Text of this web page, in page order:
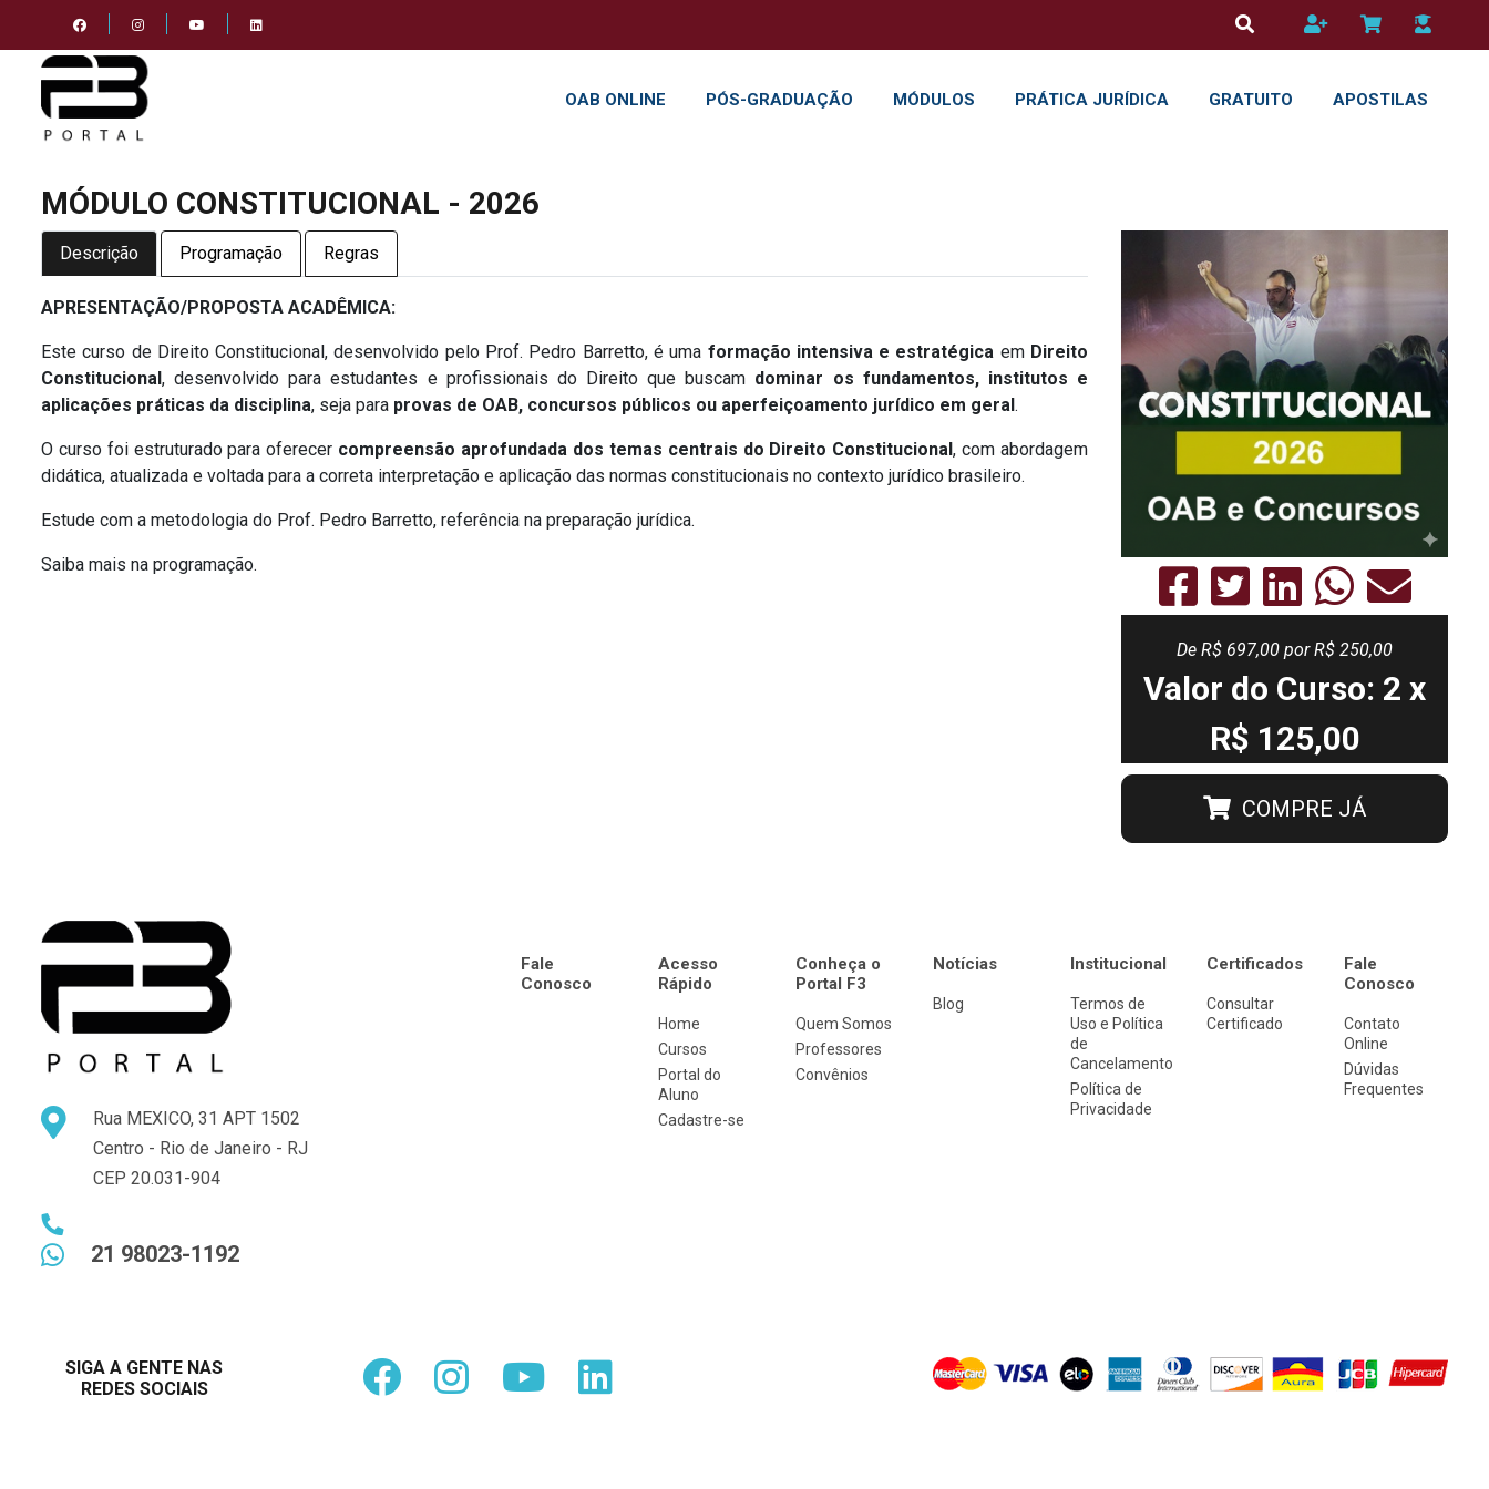
OAB ONLINE PÓS-GRADUAÇÃO MÓDULOS PRÁTICA JURÍDICA GRATUITO APOSTILAS
MÓDULO CONSTITUCIONAL - 2026
Descrição Programação Regras
APRESENTAÇÃO/PROPOSTA ACADÊMICA:
Este curso de Direito Constitucional, desenvolvido pelo Prof. Pedro Barretto, é uma formação intensiva e estratégica em Direito
Constitucional, desenvolvido para estudantes e profissionais do Direito que buscam dominar os fundamentos, institutos e
aplicações práticas da disciplina, seja para provas de OAB, concursos públicos ou aperfeiçoamento jurídico em geral.
O curso foi estruturado para oferecer compreensão aprofundada dos temas centrais do Direito Constitucional, com abordagem
didática, atualizada e voltada para a correta interpretação e aplicação das normas constitucionais no contexto jurídico brasileiro.
Estude com a metodologia do Prof. Pedro Barretto, referência na preparação jurídica.
Saiba mais na programação.
De R$ 697,00 por R$ 250,00
Valor do Curso: 2 x
R$ 125,00
COMPRE JÁ
Rua MEXICO, 31 APT 1502
Centro - Rio de Janeiro - RJ
CEP 20.031-904
21 98023-1192
Fale
Conosco
Acesso
Rápido
Home
Cursos
Portal do
Aluno
Cadastre-se
Conheça o
Portal F3
Quem Somos
Professores
Convênios
Notícias
Blog
Institucional
Termos de
Uso e Política
de
Cancelamento
Política de
Privacidade
Certificados
Consultar
Certificado
Fale
Conosco
Contato
Online
Dúvidas
Frequentes
SIGA A GENTE NAS
REDES SOCIAIS